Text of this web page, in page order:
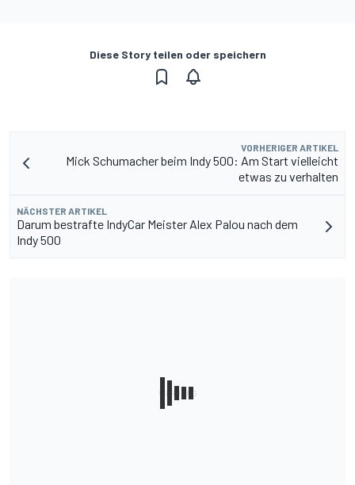
Diese Story teilen oder speichern
VORHERIGER ARTIKEL
Mick Schumacher beim Indy 500: Am Start vielleicht
etwas zu verhalten
NÄCHSTER ARTIKEL
Darum bestrafte IndyCar Meister Alex Palou nach dem
Indy 500